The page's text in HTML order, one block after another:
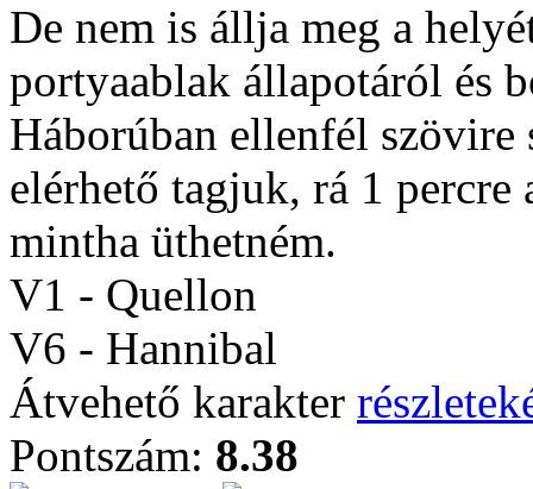
De nem is állja meg a
portyaablak állapotáról és
Háborúban ellenfél
elérhető tagjuk, rá 1
mintha üthetném.
V1 - Quellon
V6 - Hannibal
Átvehető karakter
Pontszám: 8.38